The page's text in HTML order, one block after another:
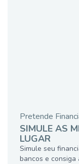
Pretende
SIMULE AS
LUGAR
Simule seu
bancos e consiga